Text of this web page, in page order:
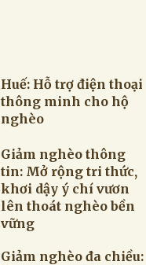
Huế: Hỗ trợ điện thoại
thông minh cho hộ
nghèo
Giảm nghèo thông
tin: Mở rộng tri thức,
khơi dậy ý chí vươn
lên thoát nghèo bền
vững
Giảm nghèo đa chiều: